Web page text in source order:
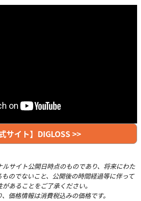
式サイト】DIGLOSS >>
サイト公開日時点のものであり、将来にわた
のでないこと、公開後の時間経過等に伴って
あることをご了承ください。
価格情報は消費税込みの価格です。